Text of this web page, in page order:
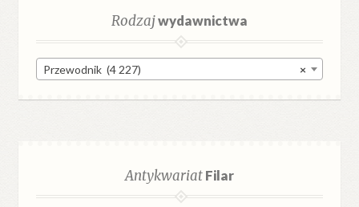
Rodzajwydawnictwa
×
Przewodnik (4 227)
AntykwariatFilar